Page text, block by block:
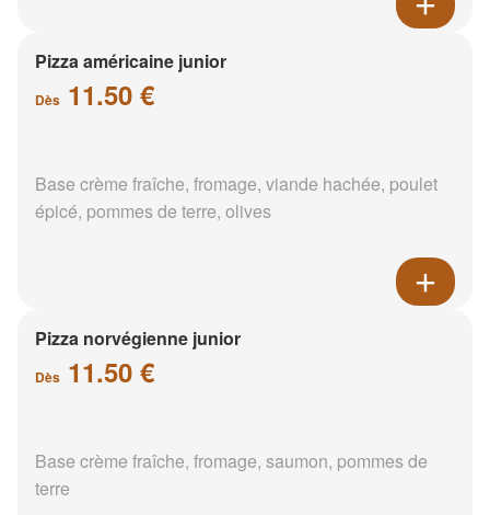
Pizza américaine junior
Dès 11.50 €
Base crème fraîche, fromage, viande hachée, poulet
épicé, pommes de terre, olives
Pizza norvégienne junior
Dès 11.50 €
Base crème fraîche, fromage, saumon, pommes de
terre